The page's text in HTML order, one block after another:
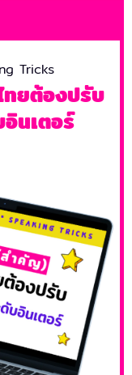
Tricks
ยต้องปรับ
นเตอร์